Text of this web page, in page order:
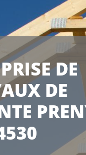
DE
DE